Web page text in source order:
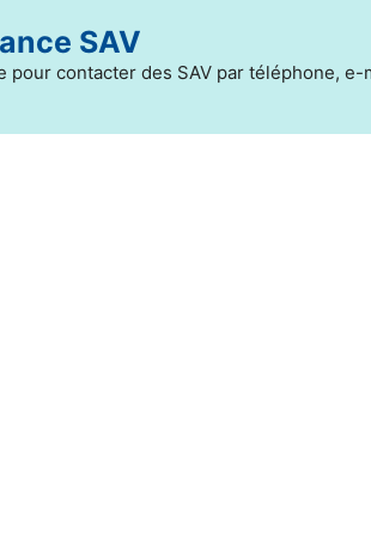
SAV
pour contacter des SAV par téléphone,